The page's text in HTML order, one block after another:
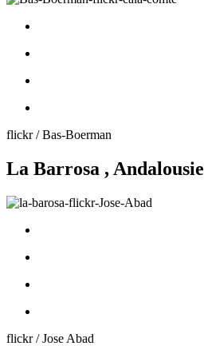
flickr / Bas-Boerman
La Barrosa , Andalousie
flickr / Jose Abad